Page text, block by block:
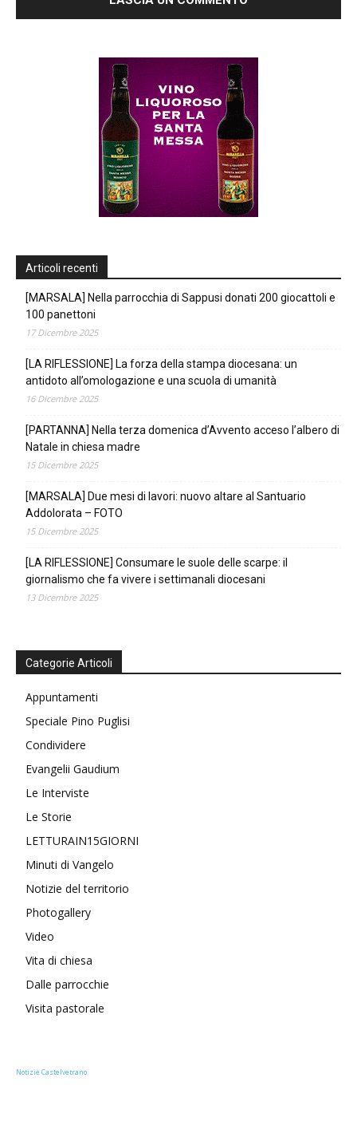
Articoli recenti
[MARSALA] Nella parrocchia di Sappusi donati 200 giocattoli e
100 panettoni
17 Dicembre 2025
[LA RIFLESSIONE] La forza della stampa diocesana: un
antidoto all’omologazione e una scuola di umanità
16 Dicembre 2025
[PARTANNA] Nella terza domenica d’Avvento acceso l’albero di
Natale in chiesa madre
15 Dicembre 2025
[MARSALA] Due mesi di lavori: nuovo altare al Santuario
Addolorata – FOTO
15 Dicembre 2025
[LA RIFLESSIONE] Consumare le suole delle scarpe: il
giornalismo che fa vivere i settimanali diocesani
13 Dicembre 2025
Categorie Articoli
Appuntamenti
Speciale Pino Puglisi
Condividere
Evangelii Gaudium
Le Interviste
Le Storie
LETTURAIN15GIORNI
Minuti di Vangelo
Notizie del territorio
Photogallery
Video
Vita di chiesa
Dalle parrocchie
Visita pastorale
Notizie Castelvetrano